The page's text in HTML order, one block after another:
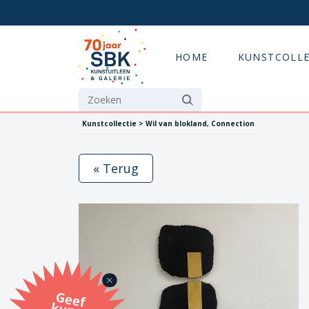
HOME
Kunstcollectie > Wil van blokland, Connection
G
eef
u
n
st
a
d
o
m
et
e SB
K
u
n
stb
o
n
« Terug